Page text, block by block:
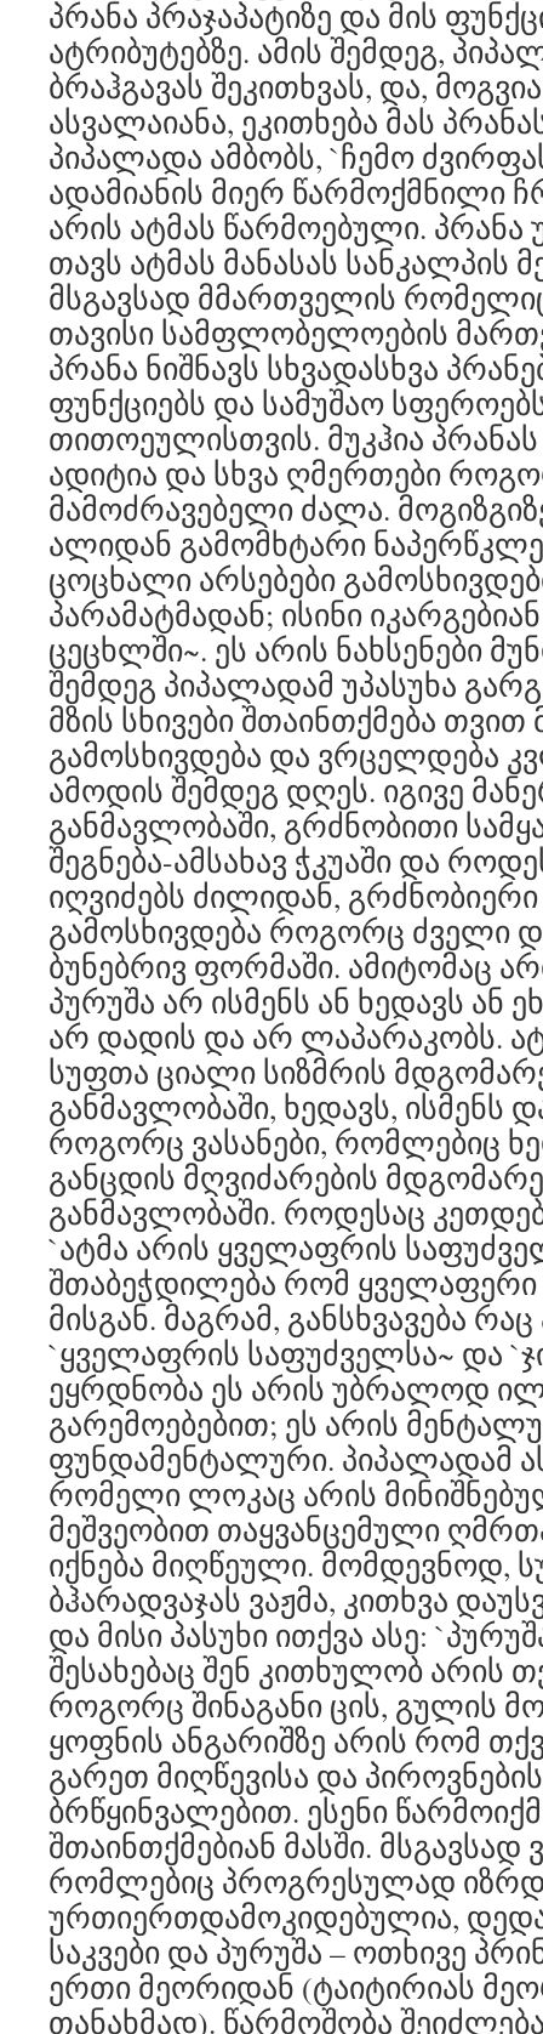
პრანა პრაჯაპატიზე და მის
ატრიბუტებზე. ამის შემდეგ,
ბრაჰგავას შეკითხვას, და,
ასვალაიანა, ეკითხება მას
პიპალადა ამბობს, `ჩემო
ადამიანის მიერ წარმოქმნილი
არის ატმას წარმოებული. პრანა
თავს ატმას მანასას სანკალპის
მსგავსად მმართველის
თავისი სამფლობელოების
პრანა ნიშნავს სხვადასხვა
ფუნქციებს და სამუშაო
თითოეულისთვის. მუკჰია პრანას
ადიტია და სხვა ღმერთები
მამოძრავებელი ძალა.
ალიდან გამომხტარი
ცოცხალი არსებები
პარამატმადან; ისინი
ცეცხლში~. ეს არის ნახსენები
შემდეგ პიპალადამ უპასუხა
მზის სხივები შთაინთქმება თვით
გამოსხივდება და ვრცელდება
ამოდის შემდეგ დღეს. იგივე
განმავლობაში, გრძნობითი
შეგნება-ამსახავ ჭკუაში და
იღვიძებს ძილიდან,
გამოსხივდება როგორც ძველი
ბუნებრივ ფორმაში. ამიტომაც
პურუშა არ ისმენს ან ხედავს ან
არ დადის და არ ლაპარაკობს.
სუფთა ციალი სიზმრის
განმავლობაში, ხედავს, ისმენს
როგორც ვასანები, რომლებიც
განცდის მღვიძარების
განმავლობაში. როდესაც
`ატმა არის ყველაფრის
შთაბეჭდილება რომ ყველაფერი
მისგან. მაგრამ, განსხვავება
`ყველაფრის საფუძველსა~ და
ეყრდნობა ეს არის უბრალოდ
გარემოებებით; ეს არის
ფუნდამენტალური. პიპალადამ
რომელი ლოკაც არის
მეშვეობით თაყვანცემული
იქნება მიღწეული. მომდევნოდ,
ბჰარადვაჯას ვაჟმა, კითხვა
და მისი პასუხი ითქვა ასე:
შესახებაც შენ კითხულობ არის
როგორც შინაგანი ცის, გულის
ყოფნის ანგარიშზე არის რომ
გარეთ მიღწევისა და
ბრწყინვალებით. ესენი
შთაინთქმებიან მასში. მსგავსად
რომლებიც პროგრესულად
ურთიერთდამოკიდებულია,
საკვები და პურუშა – ოთხივე
ერთი მეორიდან (ტაიტირიას
თანახმად). წარმოშობა